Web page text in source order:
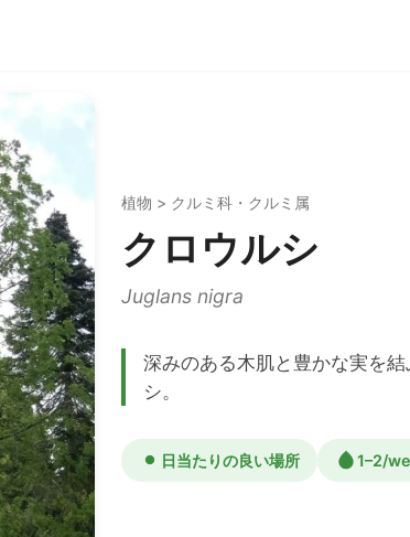
植物 > クルミ科・クルミ属
クロウルシ
Juglans nigra
深みのある木肌と豊かな実を
シ。
日当たりの良い場所 1–2/